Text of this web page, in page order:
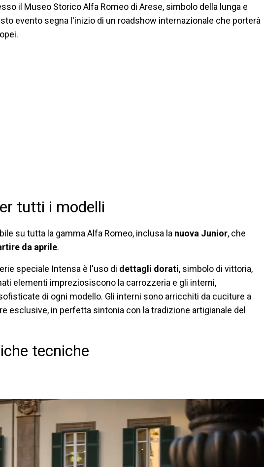
il Museo Storico Alfa Romeo di Arese, simbolo della lunga e
evento segna l'inizio di un roadshow internazionale che porterà
tutti i modelli
su tutta la gamma Alfa Romeo, inclusa la nuova Junior, che
da aprile.
speciale Intensa è l'uso di dettagli dorati, simbolo di vittoria,
elementi impreziosiscono la carrozzeria e gli interni,
di ogni modello. Gli interni sono arricchiti da cuciture a
esclusive, in perfetta sintonia con la tradizione artigianale del
tecniche